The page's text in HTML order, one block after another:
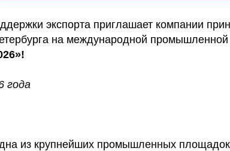
экспорта приглашает компании
на международной промышленной
года
из крупнейших промышленных площадок